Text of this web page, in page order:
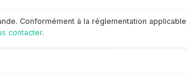
Conformément à la réglementation
contacter.